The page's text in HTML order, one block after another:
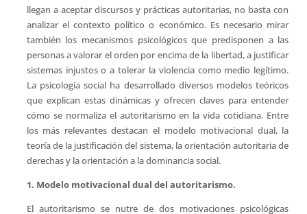
llegan a aceptar discursos y prácticas autoritarias, no basta con
analizar el contexto político o económico. Es necesario mirar
también los mecanismos psicológicos que predisponen a las
personas a valorar el orden por encima de la libertad, a justificar
sistemas injustos o a tolerar la violencia como medio legítimo.
La psicología social ha desarrollado diversos modelos teóricos
que explican estas dinámicas y ofrecen claves para entender
cómo se normaliza el autoritarismo en la vida cotidiana. Entre
los más relevantes destacan el modelo motivacional dual, la
teoría de la justificación del sistema, la orientación autoritaria de
derechas y la orientación a la dominancia social.
1. Modelo motivacional dual del autoritarismo.
El autoritarismo se nutre de dos motivaciones psicológicas